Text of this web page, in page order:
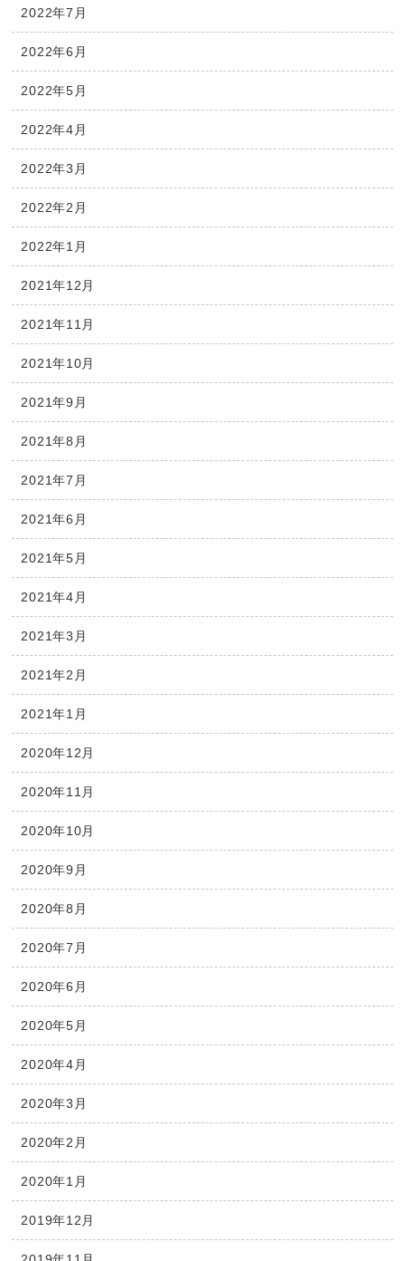
2022年7月
2022年6月
2022年5月
2022年4月
2022年3月
2022年2月
2022年1月
2021年12月
2021年11月
2021年10月
2021年9月
2021年8月
2021年7月
2021年6月
2021年5月
2021年4月
2021年3月
2021年2月
2021年1月
2020年12月
2020年11月
2020年10月
2020年9月
2020年8月
2020年7月
2020年6月
2020年5月
2020年4月
2020年3月
2020年2月
2020年1月
2019年12月